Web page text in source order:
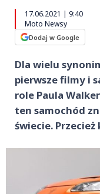
17.06.2021 | 9:40
Moto Newsy
Dodaj w Google
Dla wielu
pierwsze filmy i
role Paula
ten samochód
świecie.